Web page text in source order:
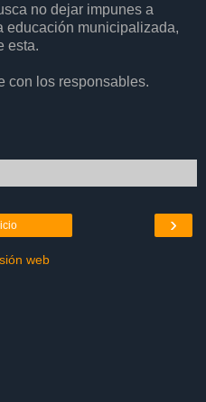
no dejar impunes a
educación municipalizada,
esta.
con los responsables.
›
web